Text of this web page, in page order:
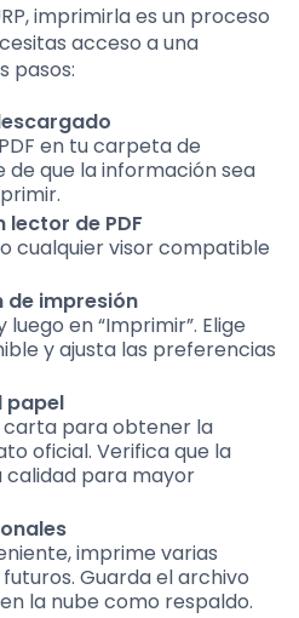
imprimirla es un proceso
acceso a una
pasos:
en tu carpeta de
de que la información sea
lector de PDF
cualquier visor compatible
de impresión
luego en “Imprimir”. Elige
y ajusta las preferencias
papel
carta para obtener la
oficial. Verifica que la
calidad para mayor
imprime varias
Guarda el archivo
la nube como respaldo.